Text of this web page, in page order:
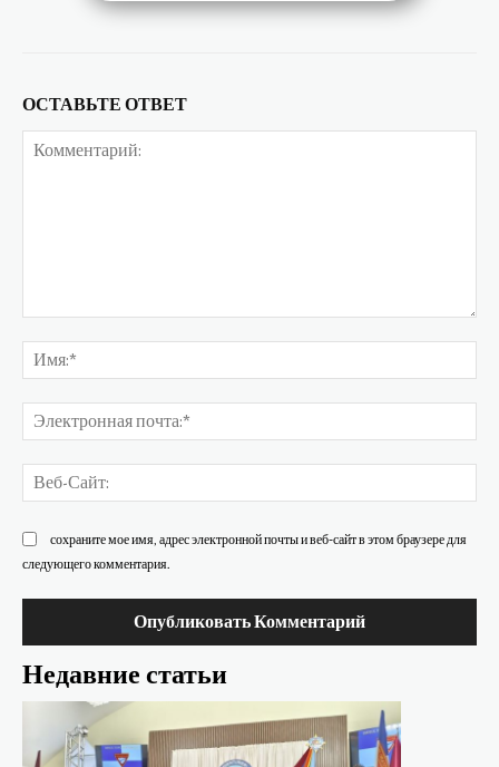
ОСТАВЬТЕ ОТВЕТ
сохраните мое имя, адрес электронной почты и веб-сайт в этом браузере для
следующего комментария.
Недавние статьи